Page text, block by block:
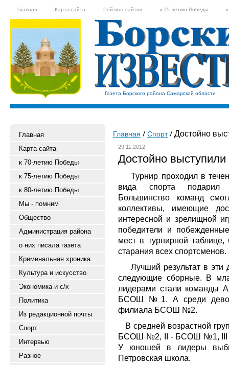
Главная Карта сайта Рейтинг сайтов к 75-летию Победы
Газета Борского района Самарской области
Главная
Карта сайта
к 70-летию Победы
к 75-летию Победы
к 80-летию Победы
Мы - помним
Общество
Администрация района
о них писала газета
Криминальная хроника
Культура и искусство
Экономика и с/х
Политика
Из редакционной почты
Спорт
Интервью
Разное
Главная Спорт Достойно
29.11.2012
Достойно выступили
Турнир проходил в
вида спорта подарил
Большинство команд
коллективы, имеющие
интересной и зрелищной
победители и
мест в турнирной
старания всех спортсменов.
Лучший результат в
следующие сборные. В
лидерами стали команды
БСОШ №1. А среди
филиала БСОШ №2.
В средней возрастной
БСОШ №2, II - БСОШ №1, III -
У юношей в лидеры
Петровская школа.